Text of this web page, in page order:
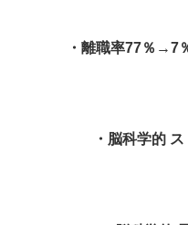
・離職率77％→7
・脳科学的